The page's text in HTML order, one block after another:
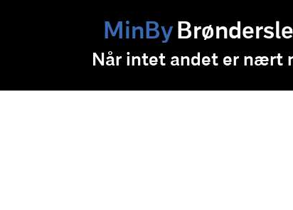
MinBy
Når intet andet er nært